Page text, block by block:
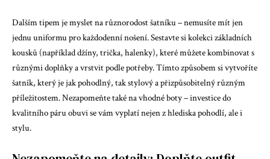
Dalším tipem je myslet na různorodost šatníku – nemusíte mít jen
jednu uniformu pro každodenní nošení. Sestavte si kolekci základních
kousků (například džíny, trička, halenky), které můžete kombinovat s
různými doplňky a vrstvit podle potřeby. Tímto způsobem si vytvoříte
šatník, který je jak pohodlný, tak stylový a přizpůsobitelný různým
příležitostem. Nezapomeňte také na vhodné boty – investice do
kvalitního páru obuvi se vám vyplatí nejen z hlediska pohodlí, ale i
stylu.